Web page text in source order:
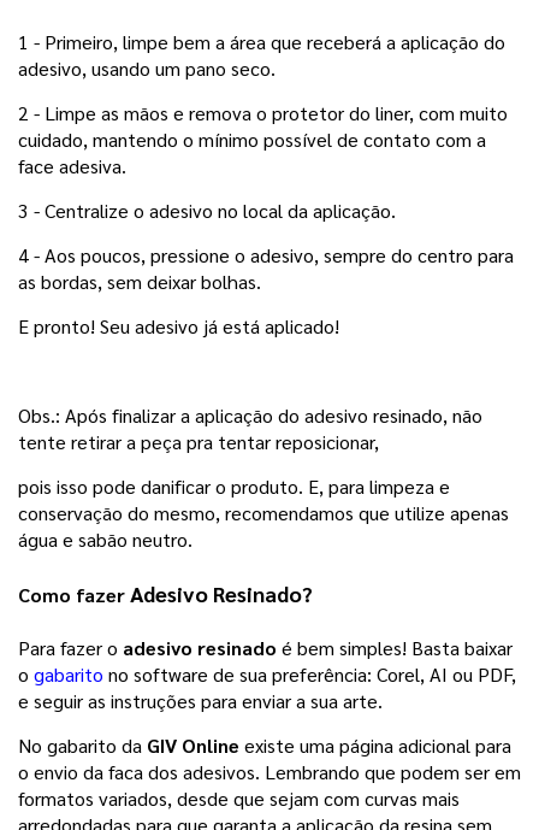
1 - Primeiro, limpe bem a área que receberá a aplicação do
adesivo, usando um pano seco.
2 - Limpe as mãos e remova o protetor do liner, com muito
cuidado, mantendo o mínimo possível de contato com a
face adesiva.
3 -Centralize o adesivo no local da aplicação.
4 -Aos poucos, pressione o adesivo, sempre do centro para
as bordas, sem deixar bolhas.
E pronto! Seu adesivo já está aplicado!
Obs.: Após finalizar a aplicação do adesivo resinado, não
tente retirar a peça pra tentar reposicionar,
pois isso pode danificar o produto. E, para limpeza e
conservação do mesmo, recomendamos que utilize apenas
água e sabão neutro.
Como fazerAdesivo Resinado?
Para fazer o adesivo resinado é bem simples! Basta baixar
o gabarito no software de sua preferência: Corel, AI ou PDF,
e seguir as instruções para enviar a sua arte.
No gabarito da GIV Online existe uma página adicional para
o envio da faca dos adesivos. Lembrando que podem ser em
formatos variados, desde que sejam com curvas mais
arredondadas para que garanta a aplicação da resina sem